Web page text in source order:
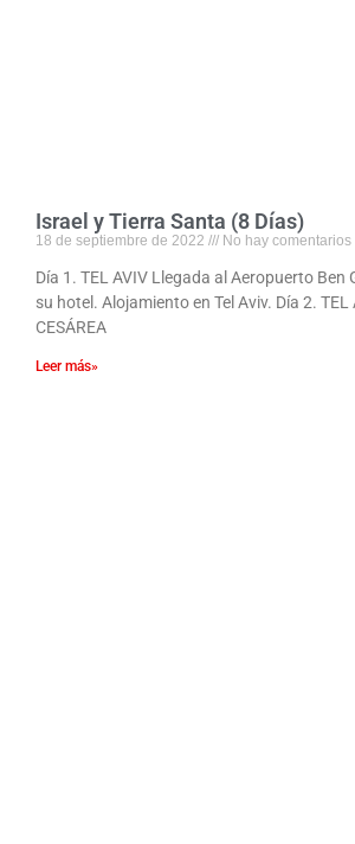
Israel y Tierra Santa (8 Días)
18 de septiembre de 2022 No hay comentarios
Día 1. TEL AVIV Llegada al Aeropuerto Ben
su hotel. Alojamiento en Tel Aviv. Día 2. TEL
CESÁREA
Leer más»